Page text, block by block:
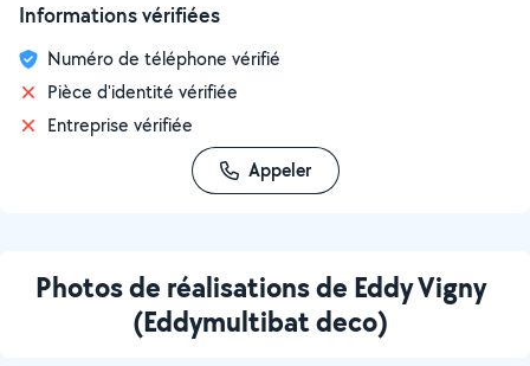
Informations vérifiées
Numéro de téléphone vérifié
Pièce d'identité vérifiée
Entreprise vérifiée
Appeler
Photos de réalisations de Eddy Vigny
(Eddymultibat deco)